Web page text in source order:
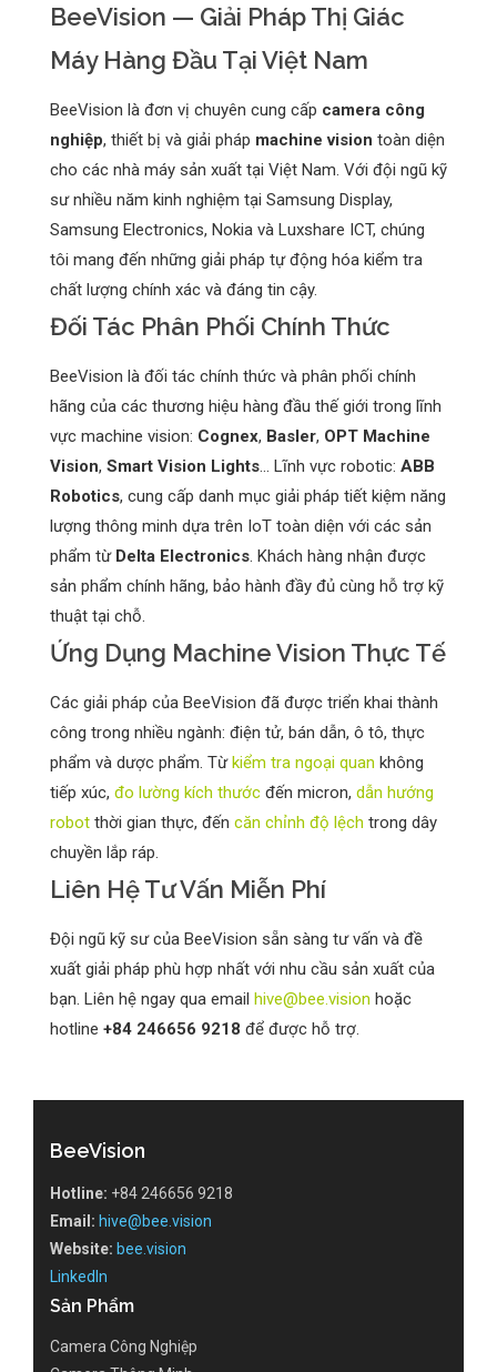
BeeVision — Giải Pháp Thị Giác
Máy Hàng Đầu Tại Việt Nam
BeeVision là đơn vị chuyên cung cấp camera công
nghiệp, thiết bị và giải pháp machine vision toàn diện
cho các nhà máy sản xuất tại Việt Nam. Với đội ngũ kỹ
sư nhiều năm kinh nghiệm tại Samsung Display,
Samsung Electronics, Nokia và Luxshare ICT, chúng
tôi mang đến những giải pháp tự động hóa kiểm tra
chất lượng chính xác và đáng tin cậy.
Đối Tác Phân Phối Chính Thức
BeeVision là đối tác chính thức và phân phối chính
hãng của các thương hiệu hàng đầu thế giới trong lĩnh
vực machine vision: Cognex, Basler, OPT Machine
Vision, Smart Vision Lights... Lĩnh vực robotic: ABB
Robotics, cung cấp danh mục giải pháp tiết kiệm năng
lượng thông minh dựa trên IoT toàn diện với các sản
phẩm từ Delta Electronics. Khách hàng nhận được
sản phẩm chính hãng, bảo hành đầy đủ cùng hỗ trợ kỹ
thuật tại chỗ.
Ứng Dụng Machine Vision Thực Tế
Các giải pháp của BeeVision đã được triển khai thành
công trong nhiều ngành: điện tử, bán dẫn, ô tô, thực
phẩm và dược phẩm. Từkiểm tra ngoại quan không
tiếp xúc, đo lường kích thước đến micron, dẫn hướng
robot thời gian thực, đến căn chỉnh độ lệch trong dây
chuyền lắp ráp.
Liên Hệ Tư Vấn Miễn Phí
Đội ngũ kỹ sư của BeeVision sẵn sàng tư vấn và đề
xuất giải pháp phù hợp nhất với nhu cầu sản xuất của
bạn. Liên hệ ngay qua email hive@bee.vision hoặc
hotline +84 246656 9218 để được hỗ trợ.
BeeVision
Hotline: +84 246656 9218
Email: hive@bee.vision
Website: bee.vision
LinkedIn
Sản Phẩm
Camera Công Nghiệp